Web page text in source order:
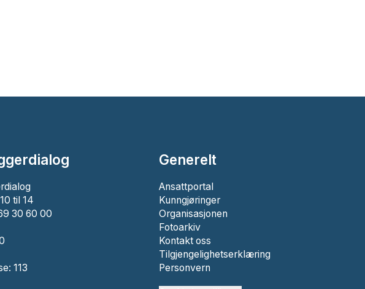
til 14
30 60 00
113
Generelt
Ansattportal
Kunngjøringer
Organisasjonen
Fotoarkiv
Kontakt oss
Tilgjengelighetserklæring
Personvern